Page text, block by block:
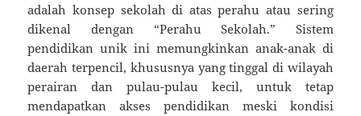
adalah konsep sekolah di atas perahu atau sering
dikenal dengan “Perahu Sekolah.” Sistem
pendidikan unik ini memungkinkan anak-anak di
daerah terpencil, khususnya yang tinggal di wilayah
perairan dan pulau-pulau kecil, untuk tetap
mendapatkan akses pendidikan meski kondisi